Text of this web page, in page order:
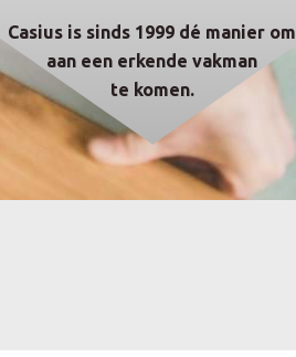
Casius is sinds 1999 dé manier om
aan een erkende vakman
te komen.